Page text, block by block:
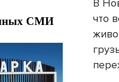
В
что